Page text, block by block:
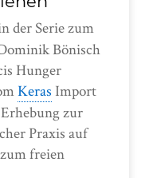
der Serie zum
Bönisch
Hunger
Keras Import
zur
Praxis auf
freien